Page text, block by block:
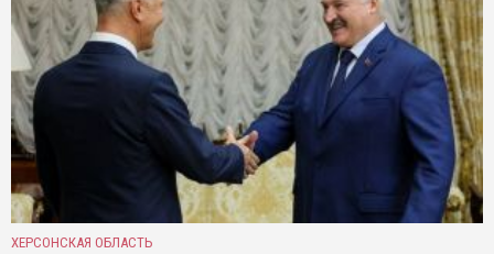
ХЕРСОНСКАЯ ОБЛАСТЬ